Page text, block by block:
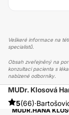
Veškeré informace na
specialistů.
Obsah zveřejněný na
konzultaci pacienta s
nabízené odborníky.
MUDr. Klosová
5(66)·
ESTHETICON
PŘÍBĚHY
MUDR.HANA